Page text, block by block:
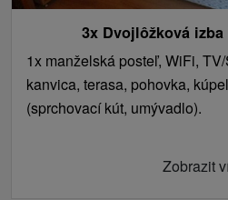
3x Dvojlôžková
1x manželská posteľ, WiFi,
kanvica, terasa, pohovka,
(sprchovací kút, umývadlo).
Zobrazit